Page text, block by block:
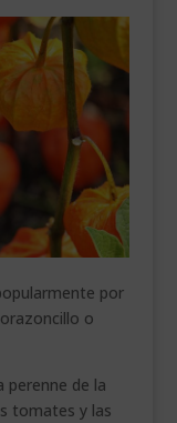
por
o
perenne de la
tomates y las